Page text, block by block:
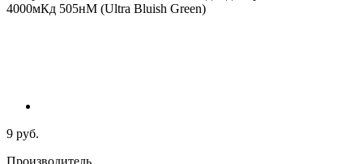
9 руб.